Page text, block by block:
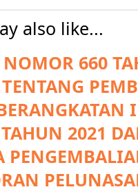
also like...
660
2021